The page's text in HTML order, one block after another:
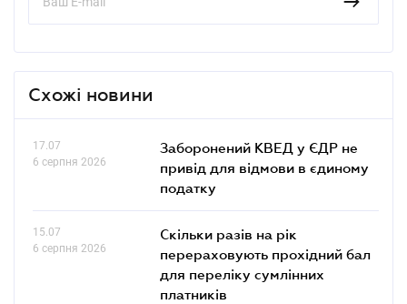
Схожі новини
17.07
6 серпня 2026
Заборонений КВЕД у ЄДР не
привід для відмови в єдиному
податку
15.07
6 серпня 2026
Скільки разів на рік
перераховують прохідний бал
для переліку сумлінних
платників